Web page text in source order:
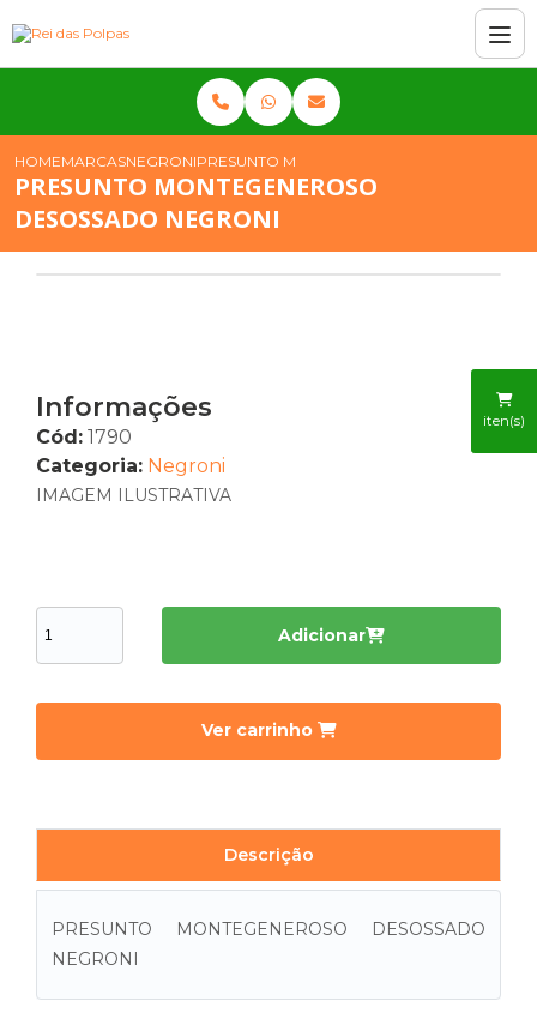
iten(s)
HOMEMARCASNEGRONIPRESUNTO MONTEGENEROSO DESOSSADO
PRESUNTO MONTEGENEROSO
DESOSSADO NEGRONI
Informações
Cód: 1790
Categoria: Negroni
IMAGEM ILUSTRATIVA
Adicionar
Ver carrinho
Descrição
PRESUNTO MONTEGENEROSO DESOSSADO
NEGRONI